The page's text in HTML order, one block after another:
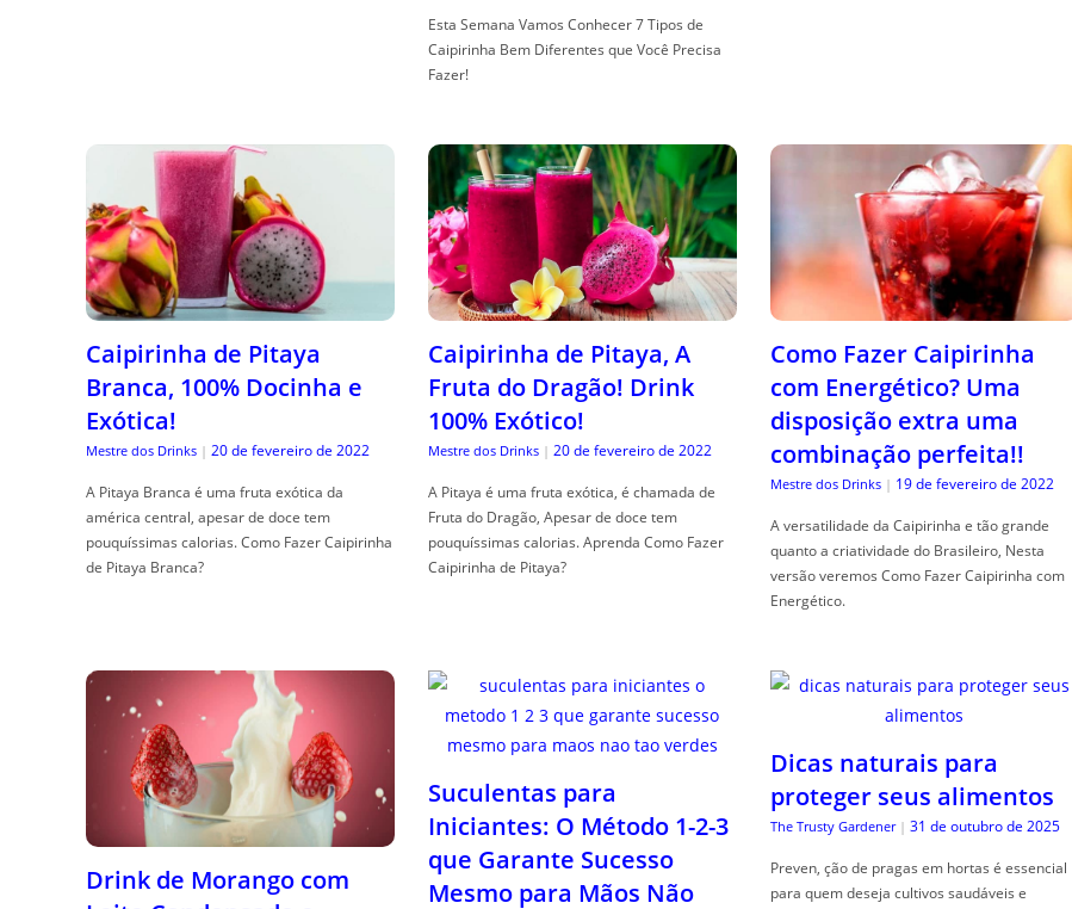
Esta Semana Vamos Conhecer 7 Tipos de
Caipirinha Bem Diferentes que Você Precisa
Fazer!
Caipirinha de Pitaya
Branca, 100% Docinha e
Exótica!
Mestre dos Drinks | 20 de fevereiro de 2022
A Pitaya Branca é uma fruta exótica da
américa central, apesar de doce tem
pouquíssimas calorias. Como Fazer Caipirinha
de Pitaya Branca?
Caipirinha de Pitaya, A
Fruta do Dragão! Drink
100% Exótico!
Mestre dos Drinks | 20 de fevereiro de 2022
A Pitaya é uma fruta exótica, é chamada de
Fruta do Dragão, Apesar de doce tem
pouquíssimas calorias. Aprenda Como Fazer
Caipirinha de Pitaya?
Como Fazer Caipirinha
com Energético? Uma
disposição extra uma
combinação perfeita!!
Mestre dos Drinks | 19 de fevereiro de 2022
A versatilidade da Caipirinha e tão grande
quanto a criatividade do Brasileiro, Nesta
versão veremos Como Fazer Caipirinha com
Energético.
Drink de Morango com
Suculentas para
Iniciantes: O Método 1-2-3
que Garante Sucesso
Mesmo para Mãos Não
Dicas naturais para
proteger seus alimentos
The Trusty Gardener | 31 de outubro de 2025
Preven, ção de pragas em hortas é essencial
para quem deseja cultivos saudáveis e